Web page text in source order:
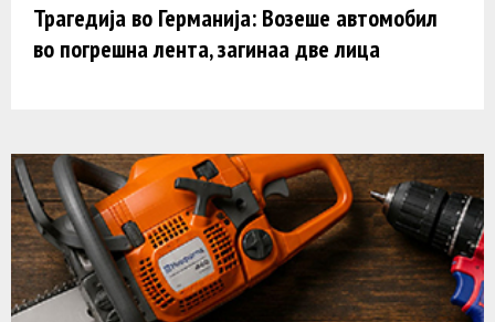
Трагедија во Германија: Возеше автомобил
во погрешна лента, загинаа две лица